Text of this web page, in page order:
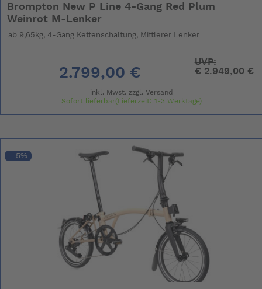
Brompton New P Line 4-Gang Red Plum
Weinrot M-Lenker
ab 9,65kg, 4-Gang Kettenschaltung, Mittlerer Lenker
2.799,00 €
UVP:
€2.949,00 €
inkl. Mwst. zzgl. Versand
Sofort lieferbar(Lieferzeit: 1-3 Werktage)
- 5%